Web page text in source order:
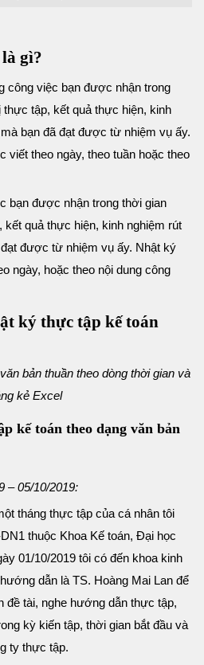
gì?
công việc bạn được nhận trong
tập, kết quả thực hiện, kinh
bạn đã đạt được từ nhiệm vụ ấy.
viết theo ngày, theo tuần hoặc theo
bạn được nhận trong thời gian
quả thực hiện, kinh nghiệm rút
được từ nhiệm vụ ấy. Nhật ký
ngày, hoặc theo nội dung công
ký thực tập kế toán
bản thuần theo dòng thời gian và
kẻ Excel
kế toán theo dạng văn bản
– 05/10/2019:
tháng thực tập của cá nhân tôi
thuộc Khoa Kế toán, Đại học
01/10/2019 tôi có đến khoa kinh
dẫn là TS. Hoàng Mai Lan để
tài, nghe hướng dẫn thực tập,
kỳ kiến tập, thời gian bắt đầu và
ty thực tập.